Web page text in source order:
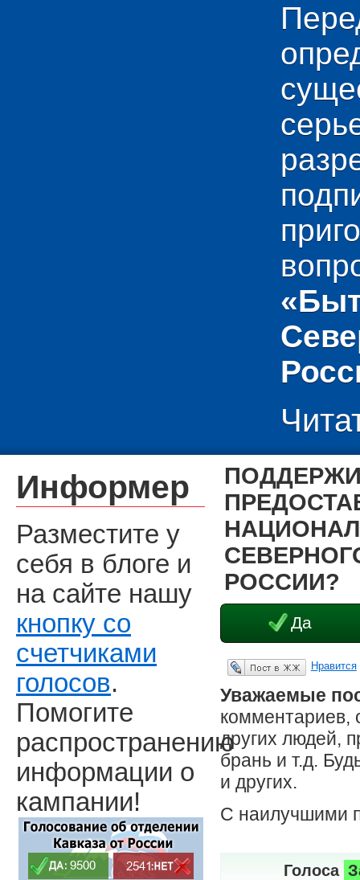
РОССИИ?
Да
Опубликовать в ЖЖ Нравится
Уважаемые
комментариев,
других людей,
брань и т.д.
и других.
С наилучшими
Голоса
Информер
Разместите у
себя в блоге и
на сайте нашу
кнопку со
счетчиками
голосов.
Помогите
распространению
информации о
кампании!